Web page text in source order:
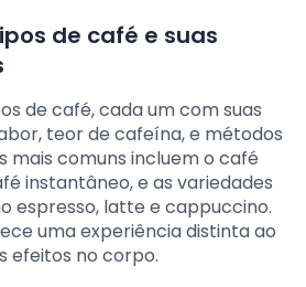
de café e suas
de café, cada um com suas
teor de cafeína, e métodos
mais comuns incluem o café
instantâneo, e as variedades
espresso, latte e cappuccino.
uma experiência distinta ao
efeitos no corpo.